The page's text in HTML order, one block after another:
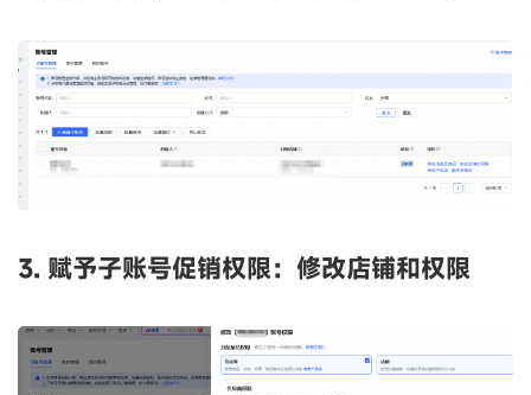
3. 赋予子账号促销权限：修改店铺和权限